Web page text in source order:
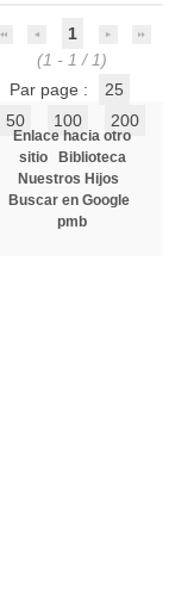
1
(1 - 1 / 1)
Par page :
25
50
100 200
Enlace hacia otro
sitio
Biblioteca
Nuestros Hijos
Buscar en Google
pmb